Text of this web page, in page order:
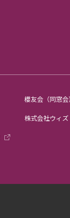
櫻友会（同窓会）
株式会社ウィ